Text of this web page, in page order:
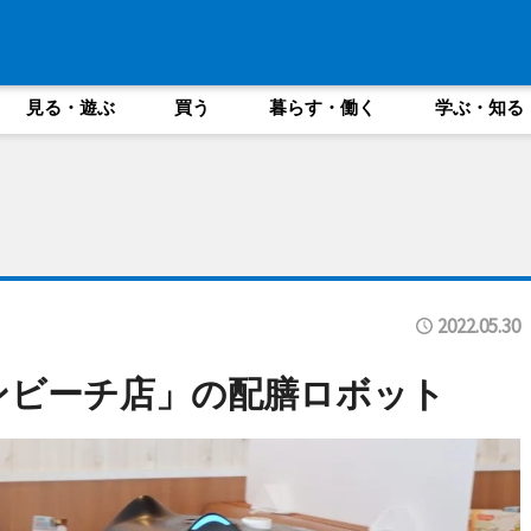
見る・遊ぶ 買う 暮らす・働く 学ぶ・知る
2022.05.30
ーチ店」の配膳ロボット